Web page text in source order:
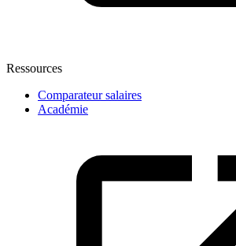
Ressources
Comparateur salaires
Académie